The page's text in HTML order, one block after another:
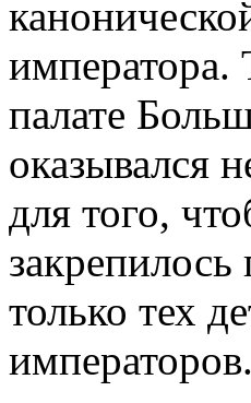
императора.
палате
оказывался
для того,
только тех